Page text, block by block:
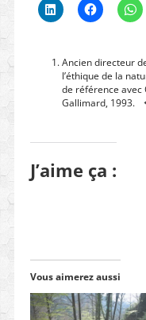
Ancien directeur
l’éthique de la
de référence avec
Gallimard, 1993.
J’aime ça :
Vous aimerez aussi